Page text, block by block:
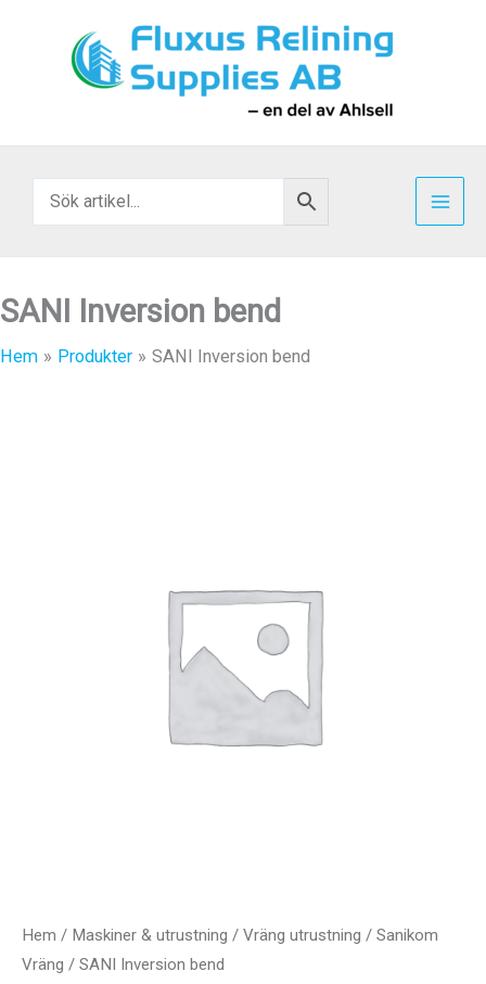
SANI Inversion bend
Hem Produkter SANI Inversion bend
Hem / Maskiner & utrustning / Vräng utrustning / Sanikom
Vräng / SANI Inversion bend